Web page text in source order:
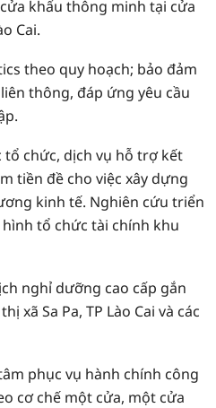
khẩu thông minh tại cửa
Cai.
theo quy hoạch; bảo đảm
thông, đáp ứng yêu cầu
chức, dịch vụ hỗ trợ kết
tiền đề cho việc xây dựng
kinh tế. Nghiên cứu triển
tổ chức tài chính khu
nghỉ dưỡng cao cấp gắn
xã Sa Pa, TP Lào Cai và các
phục vụ hành chính công
cơ chế một cửa, một cửa